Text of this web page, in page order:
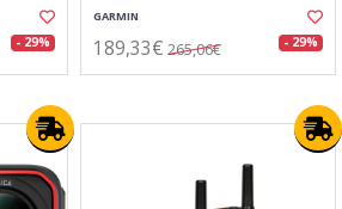
- 29%
GARMIN
189,33€ 265,06€ - 29%